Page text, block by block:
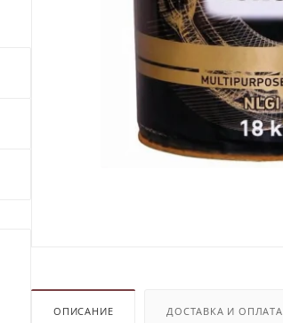
ОПИСАНИЕ ДОСТАВКА И ОПЛАТА